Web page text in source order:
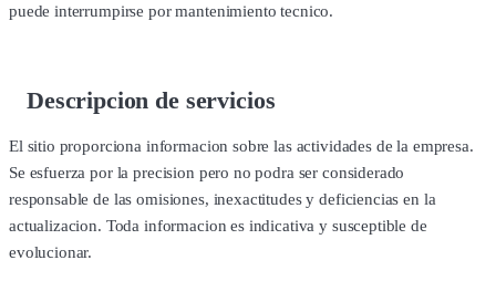
puede interrumpirse por mantenimiento tecnico.
Descripcion de servicios
El sitio proporciona informacion sobre las actividades de la empresa.
Se esfuerza por la precision pero no podra ser considerado
responsable de las omisiones, inexactitudes y deficiencias en la
actualizacion. Toda informacion es indicativa y susceptible de
evolucionar.